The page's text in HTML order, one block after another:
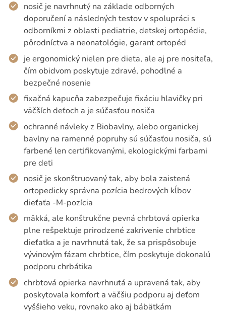
nosič je navrhnutý na základe odborných
doporučení a následných testov v spolupráci s
odborníkmi z oblasti pediatrie, detskej ortopédie,
pôrodníctva a neonatológie, garant ortopéd
je ergonomický nielen pre dieťa, ale aj pre nositeľa,
čím obidvom poskytuje zdravé, pohodlné a
bezpečné nosenie
fixačná kapucňa zabezpečuje fixáciu hlavičky pri
väčších deťoch a je súčasťou nosiča
ochranné návleky z Biobavlny, alebo organickej
bavlny na ramenné popruhy sú súčasťou nosiča, sú
farbené len certifikovanými, ekologickými farbami
pre deti
nosič je skonštruovaný tak, aby bola zaistená
ortopedicky správna pozícia bedrových kĺbov
dieťaťa -M-pozícia
mäkká, ale konštrukčne pevná chrbtová opierka
plne rešpektuje prirodzené zakrivenie chrbtice
dieťatka a je navrhnutá tak, že sa prispôsobuje
vývinovým fázam chrbtice, čím poskytuje dokonalú
podporu chrbátika
chrbtová opierka navrhnutá a upravená tak, aby
poskytovala komfort a väčšiu podporu aj deťom
vyššieho veku, rovnako ako aj bábätkám